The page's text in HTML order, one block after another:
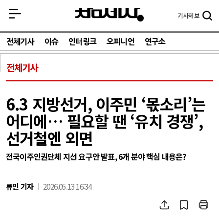
기사제보
전체기사 이슈 인터링크 오피니언 연구소
전체기사
6.3 지방선거, 이주민 ‘몫소리’는
어디에… 필요할 땐 ‘유치 경쟁’,
선거철엔 외면
전국이주인권단체 지선 요구안 발표, 6개 분야 핵심 내용은?
류민 기자 2026.05.13 16:34